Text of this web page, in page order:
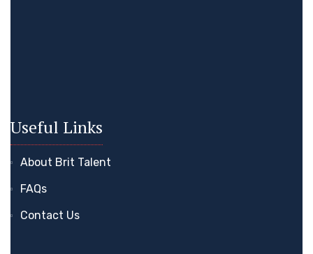
Useful Links
About Brit Talent
FAQs
Contact Us